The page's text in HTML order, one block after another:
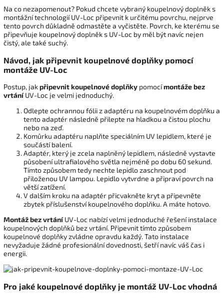
Na co nezapomenout? Pokud chcete vybraný koupelnový doplněk s
montážní technologií UV-Loc připevnit k určitému povrchu, nejprve
tento povrch důkladně odmastěte a vyčistěte. Povrch, ke kterému se
připevňuje koupelnový doplněk s UV-Loc by měl být navíc nejen
čistý, ale také suchý.
Návod, jak připevnit koupelnové doplňky pomocí
montáže UV-Loc
Postup, jakpřipevnit koupelnové doplňky pomocímontáže bez
vrtáníUV-Loc je velmi jednoduchý.
Odlepte ochrannou fólii z adaptéru na koupelnovém doplňku a
tento adaptér následně přilepte na hladkou a čistou plochu
nebo na zeď.
Komůrku adaptéru naplňte speciálním UV lepidlem, které je
součástí balení.
Adaptér, který je zcela naplněný lepidlem, následně vystavte
působení ultrafialového světla nejméně po dobu 60 sekund.
Tímto způsobem tedy nechte lepidlo zaschnout pod
přiloženou UV lampou. Lepidlo vytvrdne a připraví povrch na
větší zatížení.
V dalším kroku na adaptér přicvakněte kryt a připevněte
zbytek příslušenství koupelnového doplňku. A máte hotovo.
Montáž bez vrtáníUV-Loc nabízí velmi jednoduché řešení instalace
koupelnových doplňků bez vrtání. Připevnit tímto způsobem
koupelnové doplňky zvládne opravdu každý. Tato instalace
nevyžaduje žádné profesionální dovednosti, šetří navíc váš čas i
energii.
Pro jaké koupelnové doplňky je montáž UV-Loc vhodná